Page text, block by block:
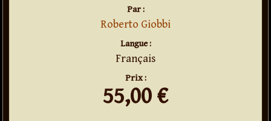
Par :
Roberto Giobbi
Langue :
Français
Prix :
55,00 €